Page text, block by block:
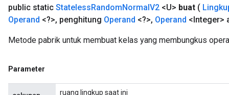
public static StatelessRandomNormalV2 <U> buat (
Operand <?>, penghitung Operand <?>, Operand <Integer>
Metode pabrik untuk membuat kelas yang membungkus
Parameter
ruang lingkup saat ini